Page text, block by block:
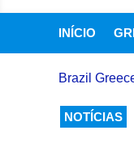
INÍCIO
Brazil
NOTÍCIAS